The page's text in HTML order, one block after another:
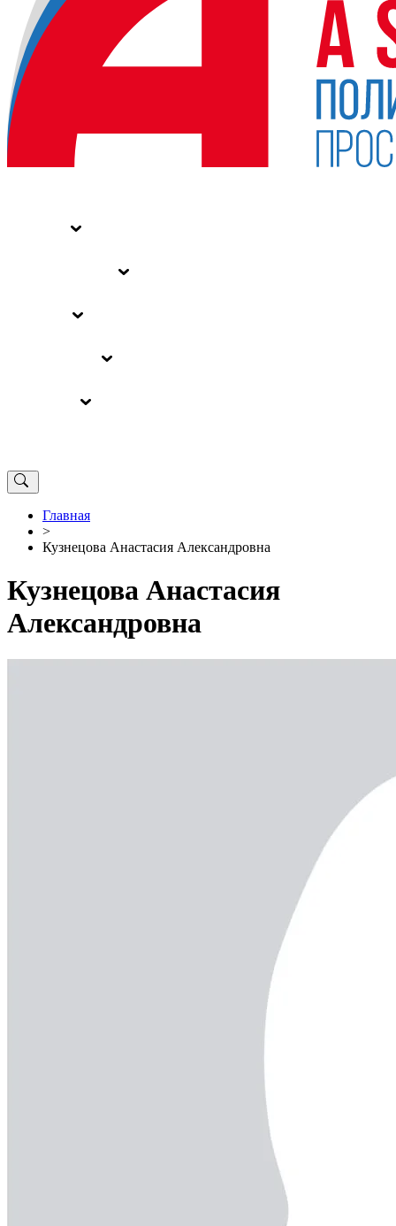
Главная
>
Кузнецова Анастасия Александровна
Кузнецова Анастасия
Александровна